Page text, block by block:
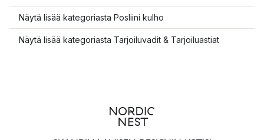
Näytä lisää kategoriasta Posliini kulho
Näytä lisää kategoriasta Tarjoiluvadit & Tarjoiluastiat